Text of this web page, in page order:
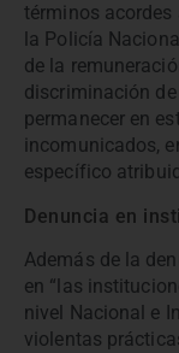
términos
la Policía
de la
discriminación
permanecer en
incomunicados,
específico
Denuncia en
Además de la
en “las
nivel Nacional e
violentas